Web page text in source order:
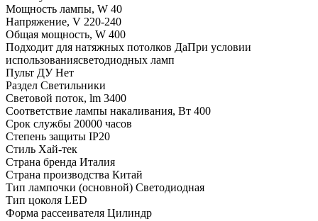
Мощность лампы, W 40
Напряжение, V 220-240
Общая мощность, W 400
Подходит для натяжных потолков ДаПри условии
использованиясветодиодных ламп
Пульт ДУ Нет
Раздел Светильники
Световой поток, lm 3400
Соответствие лампы накаливания, Вт 400
Срок службы 20000 часов
Степень защиты IP20
Стиль Хай-тек
Страна бренда Италия
Страна производства Китай
Тип лампочки (основной) Светодиодная
Тип цоколя LED
Форма рассеивателя Цилиндр